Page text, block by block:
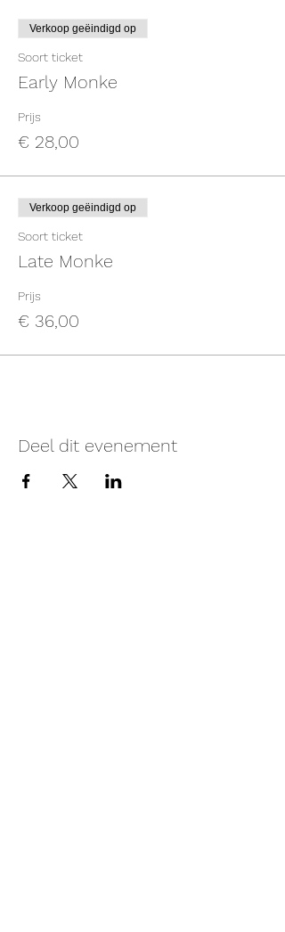
Verkoop geëindigd op
Soort ticket
Early Monke
Prijs
€ 28,00
Verkoop geëindigd op
Soort ticket
Late Monke
Prijs
€ 36,00
Deel dit evenement